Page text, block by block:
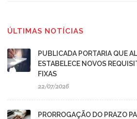
ÚLTIMAS NOTÍCIAS
PUBLICADA PORTARIA QUE
ESTABELECE NOVOS
FIXAS
22/07/2026
PRORROGAÇÃO DO PRAZO